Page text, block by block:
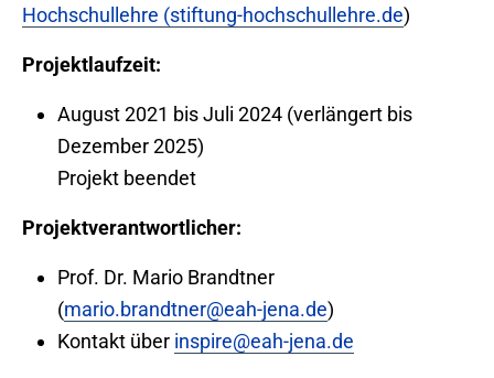
Hochschullehre (stiftung-hochschullehre.de)
Projektlaufzeit:
August 2021 bis Juli 2024 (verlängert bis
Dezember 2025)
Projekt beendet
Projektverantwortlicher:
Prof. Dr. Mario Brandtner
(mario.brandtner@eah-jena.de)
Kontakt über inspire@eah-jena.de